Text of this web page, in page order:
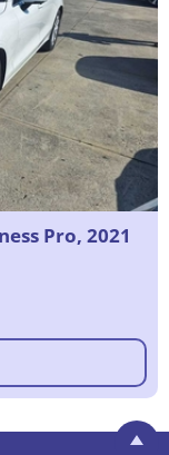
Pro, 2021